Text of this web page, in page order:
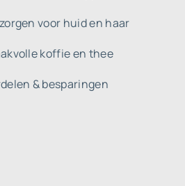
voor huid en haar
koffie en thee
& besparingen